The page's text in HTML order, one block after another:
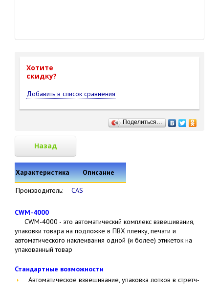
Хотите
cкидку?
Добавить в список сравнения
Поделиться…
Назад
Характеристика Описание
Производитель: CAS
CWM-4000
CWM-4000 - это автоматический комплекс взвешивания,
упаковки товара на подложке в ПВХ пленку, печати и
автоматического наклеивания одной (и более) этикеток на
упакованный товар
Стандартные возможности
Автоматическое взвешивание, упаковка лотков в стретч-